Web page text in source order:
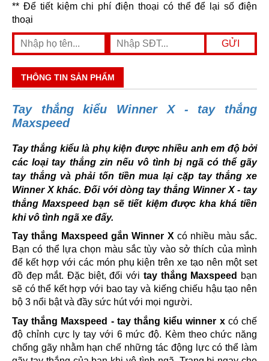
** Để tiết kiệm chi phí điện thoại có thể để lại số điện
thoại
THÔNG TIN SẢN PHẨM
Tay thắng kiểu Winner X - tay thắng
Maxspeed
Tay thắng kiểu là phụ kiện được nhiều anh em độ bởi
các loại tay thắng zin nếu vô tình bị ngã có thể gãy
tay thắng và phải tốn tiền mua lại cặp tay thắng xe
Winner X khác. Đối với dòng tay thắng Winner X - tay
thắng Maxspeed bạn sẽ tiết kiệm được kha khá tiền
khi vô tình ngã xe đấy.
Tay thắng Maxspeed gắn Winner X có nhiều màu sắc.
Bạn có thể lựa chọn màu sắc tùy vào sở thích của mình
để kết hợp với các món phụ kiện trên xe tạo nên một set
đồ đẹp mắt. Đặc biệt, đối với tay thắng Maxspeed
bạn
sẽ có thể kết hợp với bao tay và kiếng chiếu hậu tạo nên
bộ 3 nổi bật và đầy sức hút với mọi người.
Tay thắng Maxspeed - tay thắng kiểu winner xcó chế
độ chỉnh cực ly tay với 6 mức độ. Kèm theo chức năng
chống gãy nhằm hạn chế những tác động lực có thể làm